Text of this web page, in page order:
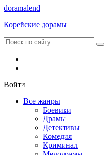
doramalend
Корейские дорамы
Войти
Все жанры
Боевики
Драмы
Детективы
Комедия
Криминал